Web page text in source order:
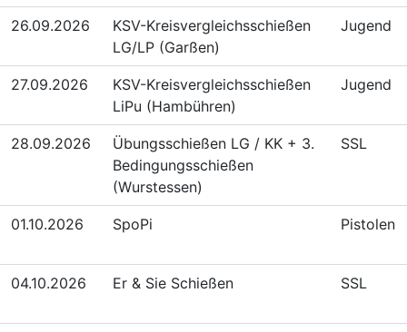
26.09.2026
KSV-Kreisvergleichsschießen
LG/LP (Garßen)
Jugend
27.09.2026
KSV-Kreisvergleichsschießen
LiPu (Hambühren)
Jugend
28.09.2026
Übungsschießen LG / KK + 3.
Bedingungsschießen
(Wurstessen)
SSL
01.10.2026 SpoPi Pistolen
04.10.2026 Er & Sie Schießen SSL